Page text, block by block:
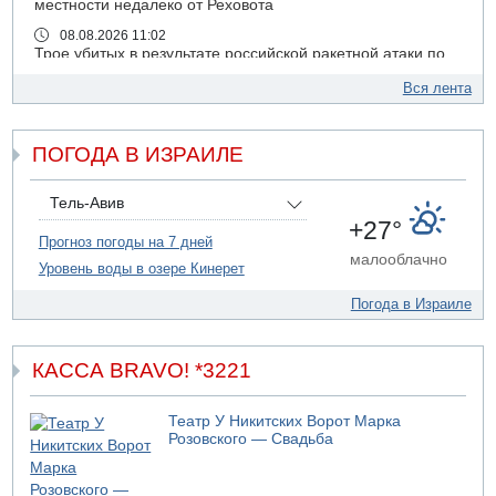
местности недалеко от Реховота
08.08.2026 11:02
Трое убитых в результате российской ракетной атаки по
07.08.2026 20:43
07.08.2026 20:41
Ynet: "Хизбалла" запустила БПЛА со взрывчаткой по
07.08.2026 19:16
ДТП в Ашдоде: тяжело ранены двое маленьких детей
07.08.2026 19:14
Дахан
Обнародовано имя полицейского, подозреваемого в
коррупционных отношениях с Йоавом Элиаси
07.08.2026 17:51
Вся лента
ПОГОДА В ИЗРАИЛЕ
Тель-Авив
Прогноз погоды на 7 дней
Уровень воды в озере Кинерет
+27°
малооблачно
Погода в Израиле
КАССА BRAVO! *3221
Театр У Никитских Ворот Марка
Розовского — Свадьба